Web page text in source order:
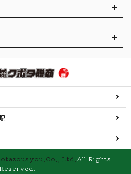
Ltd. All Rights
Reserved.